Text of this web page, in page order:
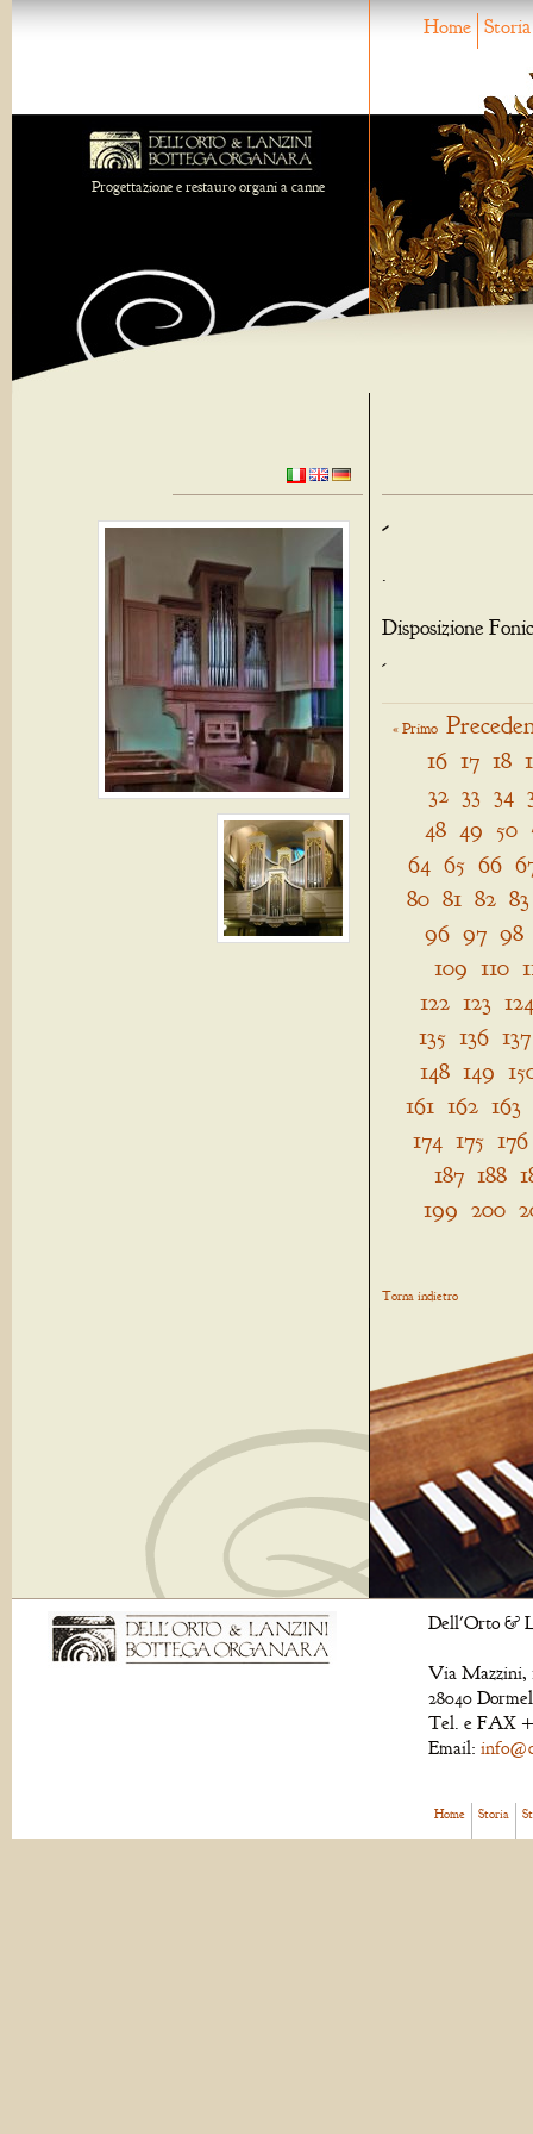
Home Storia
Progettazione e restauro organi a canne
-
.
Disposizione
-
« Primo
16 17 18
32 33 34
48 49 50
64 65 66
80 81 82 83
96 97 98
109 110
122 123 124
135 136 137
148 149
161 162 163
174 175 176
187 188
199 200
Torna indietro
Dell'Orto &
Via Mazzini,
28040
Tel. e FAX
Email:
Home Storia